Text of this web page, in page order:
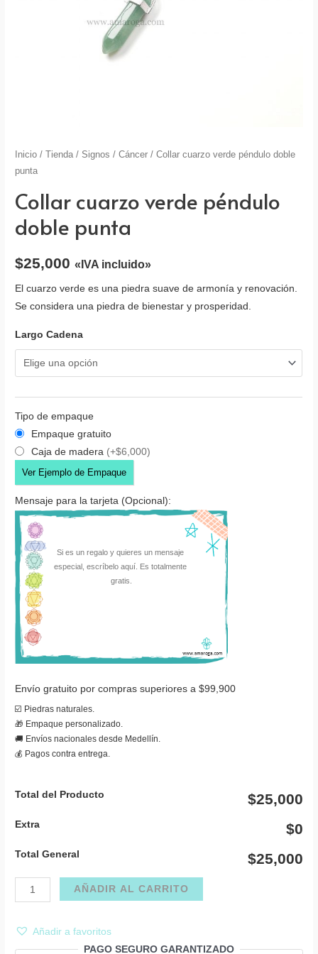
Inicio /Tienda / Signos /Cáncer / Collar cuarzo verde péndulo doble
punta
Collar cuarzo verde péndulo
doble punta
$25,000 «IVA incluido»
El cuarzo verde es una piedra suave de armonía y renovación.
Se considera una piedra de bienestar y prosperidad.
Largo Cadena
Tipo de empaque
Empaque gratuito
Caja de madera (+$6,000)
Ver Ejemplo de Empaque
Mensaje para la tarjeta (Opcional):
Envío gratuito por compras superiores a $99,900
☑️ Piedras naturales.
🎁 Empaque personalizado.
🚚 Envíos nacionales desde Medellín.
💰 Pagos contra entrega.
Total del Producto $25,000
Extra $0
Total General $25,000
Collar
cuarzo
péndulo
AÑADIR AL CARRITO
Añadir a favoritos
PAGO SEGURO GARANTIZADO